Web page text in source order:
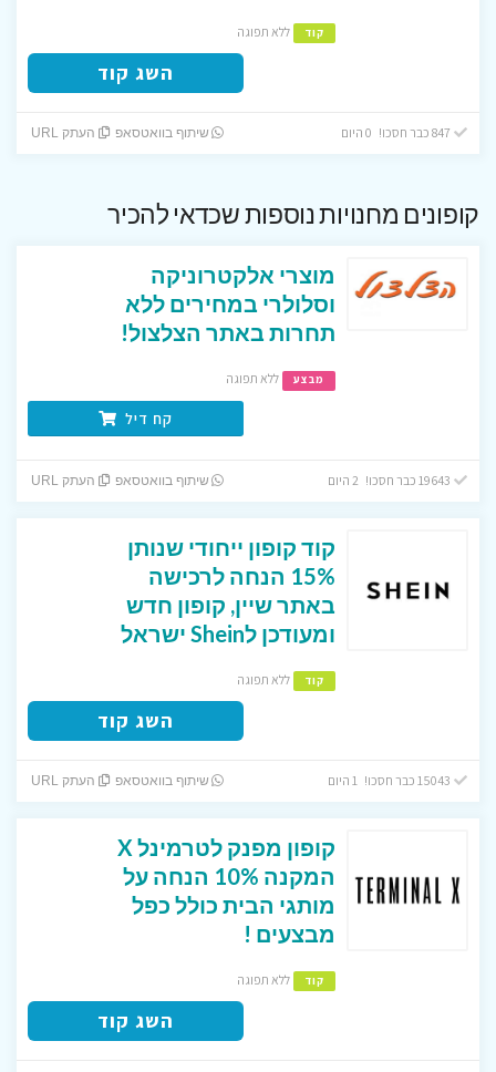
קוד ללא תפוגה
השג קוד
שיתוף בוואטסאפ העתק URL
קופונים מחנויות נוספות שכדאי להכיר
מוצרי אלקטרוניקה
וסלולרי במחירים ללא
תחרות באתר הצלצול!
מבצע ללא תפוגה
קח דיל
שיתוף בוואטסאפ העתק URL
קוד קופון ייחודי שנותן
15% הנחה לרכישה
באתר שיין, קופון חדש
ומעודכן לShein ישראל
קוד ללא תפוגה
השג קוד
שיתוף בוואטסאפ העתק URL
קופון מפנק לטרמינל X
המקנה 10% הנחה על
מותגי הבית כולל כפל
מבצעים !
קוד ללא תפוגה
השג קוד